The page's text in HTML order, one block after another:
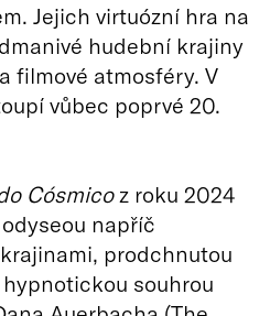
Jejich virtuózní hra na
hudební krajiny
filmové atmosféry. V
vůbec poprvé 20.
Cósmicoz roku 2024
napříč
prodchnutou
souhrou